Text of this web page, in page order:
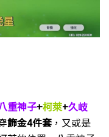
重神子+柯萊+久岐
飾金4件套 ，又或是